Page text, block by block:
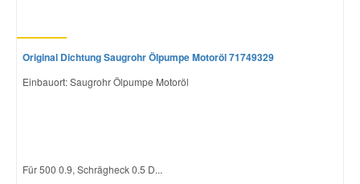
Original Dichtung Saugrohr Ölpumpe Motoröl 71749329
Einbauort: Saugrohr Ölpumpe Motoröl
Für 500 0.9, Schrägheck 0.5 D...
Nissan Ersatzteile
Porsche Ersatzteile
Skoda Ersatzteile